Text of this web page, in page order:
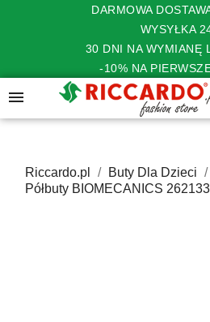
DARMOWA
WYSYŁKA
30 DNI NA WYMIANĘ
-10% NA

Riccardo.pl Buty Dla Dzieci
Półbuty BIOMECANICS